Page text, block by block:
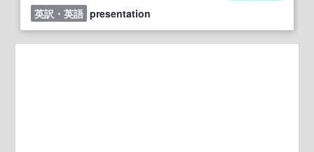
英訳・英語 presentation